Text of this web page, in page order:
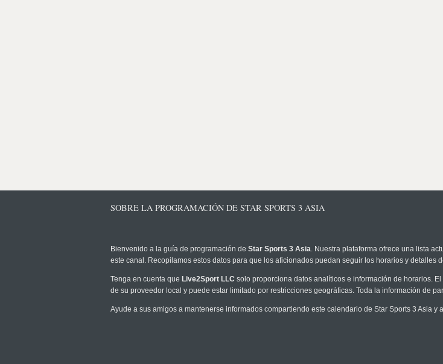
SOBRE LA PROGRAMACIÓN DE STAR SPORTS 3 ASIA
Bienvenido a la guía de programación de Star Sports 3 Asia. Nuestra plataforma ofrece una lista
este canal. Recopilamos estos datos para que los aficionados puedan seguir los horarios y detalles
Tenga en cuenta que Live2Sport LLC solo proporciona datos analíticos e información de horarios.
de su proveedor local y puede estar limitado por restricciones geográficas. Toda la información de
Ayude a sus amigos a mantenerse informados compartiendo este calendario de Star Sports 3 Asia